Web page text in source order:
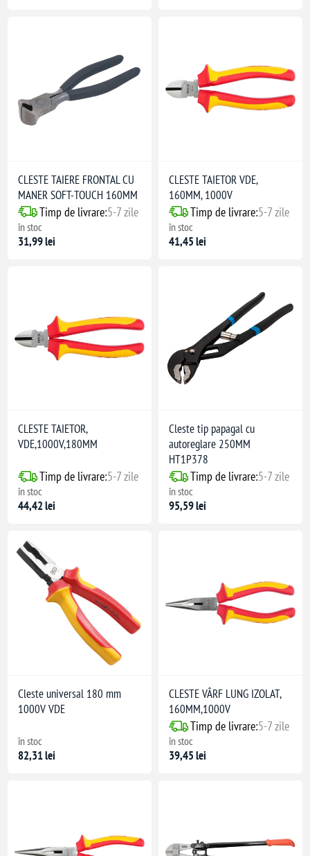
CLESTE TAIERE FRONTAL CU
MANER SOFT-TOUCH 160MM
Timp de livrare:5-7 zile
în stoc
31,99 lei
CLESTE TAIETOR VDE,
160MM, 1000V
Timp de livrare:5-7 zile
în stoc
41,45 lei
CLESTE TAIETOR,
VDE,1000V,180MM
Timp de livrare:5-7 zile
în stoc
44,42 lei
Cleste tip papagal cu
autoreglare 250MM
HT1P378
Timp de livrare:5-7 zile
în stoc
95,59 lei
Cleste universal 180 mm
1000V VDE
în stoc
82,31 lei
CLESTE VÂRF LUNG IZOLAT,
160MM,1000V
Timp de livrare:5-7 zile
în stoc
39,45 lei